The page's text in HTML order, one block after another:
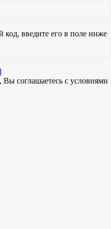
код, введите его в поле ниже
соглашаетесь c условиями